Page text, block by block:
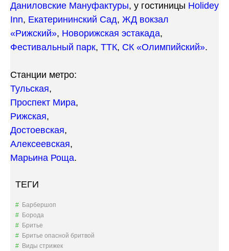
Даниловские Мануфактуры, у гостиницы Holidey
Inn, Екатерининский Сад, ЖД вокзал
«Рижский», Новорижская эстакада,
Фестивальный парк, ТТК, СК «Олимпийский».
Станции метро:
Тульская,
Проспект Мира,
Рижская,
Достоевская,
Алексеевская,
Марьина Роща.
ТЕГИ
Барбершоп
Борода
Бритье
Бритье опасной бритвой
Виды стрижек